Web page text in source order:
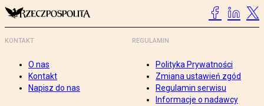
KONTAKT
O nas
Kontakt
Napisz do nas
REGULAMIN
Polityka Prywatności
Zmiana ustawień zgód
Regulamin serwisu
Informacje o nadawcy